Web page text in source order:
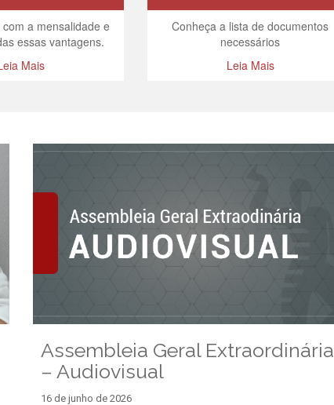
a mensalidade e
essas vantagens.
Mais
Conheça a lista de documentos
necessários
Leia Mais
Assembleia Geral Extraordinária
– Audiovisual
16 de junho de 2026